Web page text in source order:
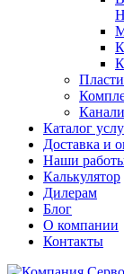
Каталог
Доставка и
Наши
Калькулятор
Дилерам
Блог
О компании
Контакты